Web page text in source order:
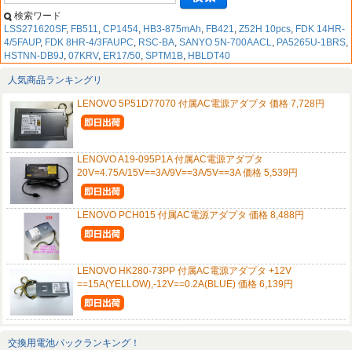
検索ワード
LSS271620SF, FB511, CP1454, HB3-875mAh, FB421, Z52H 10pcs, FDK 14HR-
4/5FAUP, FDK 8HR-4/3FAUPC, RSC-BA, SANYO 5N-700AACL, PA5265U-1BRS,
HSTNN-DB9J, 07KRV, ER17/50, SPTM1B, HBLDT40
人気商品ランキングリ
LENOVO 5P51D77070 付属AC電源アダプタ 価格 7,728円
LENOVO A19-095P1A 付属AC電源アダプタ
20V=4.75A/15V==3A/9V==3A/5V==3A 価格 5,539円
LENOVO PCH015 付属AC電源アダプタ 価格 8,488円
LENOVO HK280-73PP 付属AC電源アダプタ +12V
==15A(YELLOW),-12V==0.2A(BLUE) 価格 6,139円
交換用電池パックランキング！